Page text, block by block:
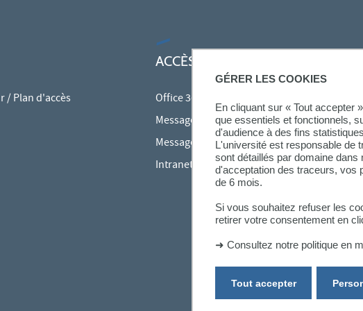
GÉRER LES COOKIES
En cliquant sur « Tout accepter
que essentiels et fonctionnels,
d'audience à des fins
L'université est responsable de
sont détaillés par domaine
d'acceptation des traceurs, vos
de 6 mois.
Si vous souhaitez refuser les
retirer votre consentement en
➜ Consultez notre politique en
Tout accepter
/ Plan d'accès
ACCÈS RAPIDES
Office 365
Messagerie des personnels
Messagerie étudiante
Intranet des personnels